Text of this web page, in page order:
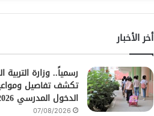
أخر الأخبار
رسمياً.. وزارة التربية
تكشف تفاصيل
الدخول المدرسي 2026-2027
07/08/2026